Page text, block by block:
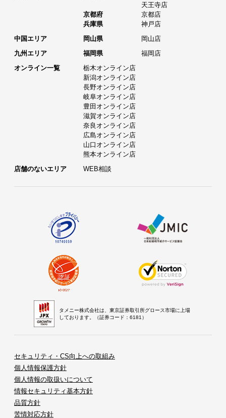
天王寺店
京都府
京都店
兵庫県
神戸店
中国エリア
岡山県
岡山店
九州エリア
福岡県
福岡店
オンライン一覧
栃木オンライン店
新潟オンライン店
長野オンライン店
岐阜オンライン店
豊田オンライン店
滋賀オンライン店
奈良オンライン店
広島オンライン店
山口オンライン店
熊本オンライン店
店舗のないエリア
WEB相談
タメニー株式会社は、東京証券取引所グロース市場に上場
しております。（証券コード：6181）
セキュリティ・CS向上への取組み
個人情報保護方針
個人情報の取扱いについて
情報セキュリティ基本方針
品質方針
苦情対応方針